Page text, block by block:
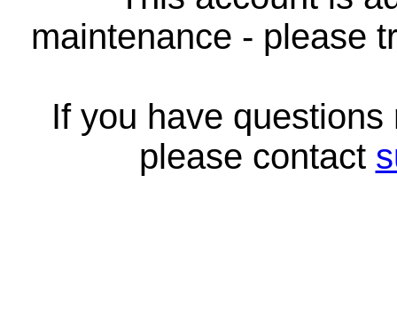
maintenance - please
If you have
please contact